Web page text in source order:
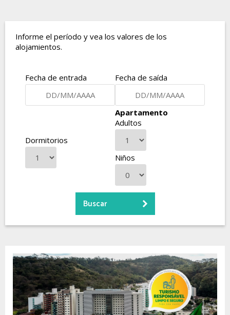
Informe el período y vea los valores de los
alojamientos.
Fecha de entrada Fecha de saída
Dormitorios
Apartamento
Adultos
Niños